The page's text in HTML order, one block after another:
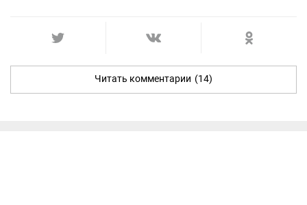
Читать комментарии (14)